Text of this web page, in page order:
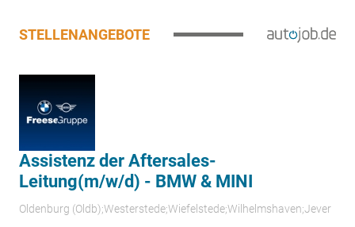
STELLENANGEBOTE
Assistenz der Aftersales-
Leitung(m/w/d) - BMW & MINI
Oldenburg (Oldb);Westerstede;Wiefelstede;Wilhelmshaven;Jever